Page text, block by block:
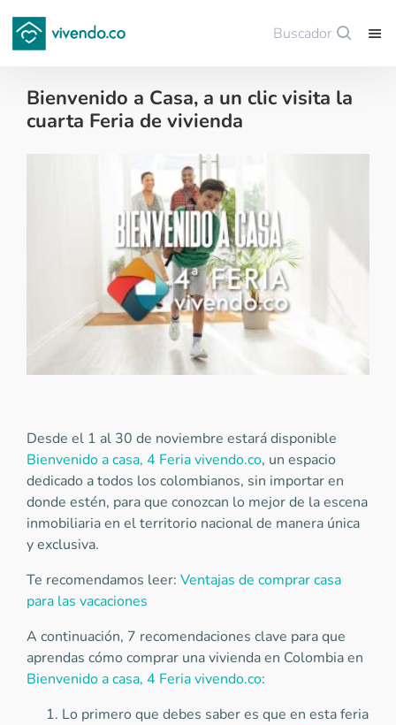
Buscador
Bienvenido a Casa, a un clic visita la
cuarta Feria de vivienda
Colombianos en el exterior - 2021-11-02
Desde el 1 al 30 de noviembre estará disponible
Bienvenido a casa, 4 Feria vivendo.co, un espacio
dedicado a todos los colombianos, sin importar en
donde estén, para que conozcan lo mejor de la escena
inmobiliaria en el territorio nacional de manera única
y exclusiva.
Te recomendamos leer: Ventajas de comprar casa
para las vacaciones
A continuación, 7 recomendaciones clave para que
aprendas cómo comprar una vivienda en Colombia en
Bienvenido a casa, 4 Feria vivendo.co:
Lo primero que debes saber es que en esta feria
Guardar